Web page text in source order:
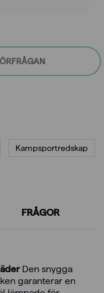
Kampsportredskap
FRÅGOR
Den snygga
garanterar en